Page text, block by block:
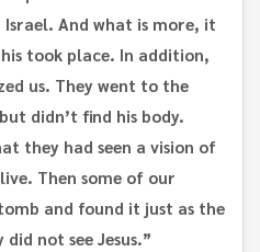
And what is more, it
took place. In addition,
us. They went to the
didn’t find his body.
they had seen a vision of
Then some of our
and found it just as the
not see Jesus.”